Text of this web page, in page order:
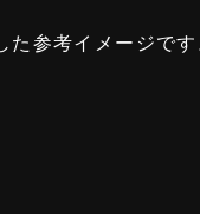
参考イメージです